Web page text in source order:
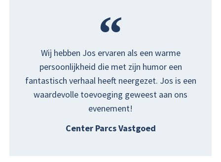
Wij hebben Jos ervaren als een warme
persoonlijkheid die met zijn humor een
fantastisch verhaal heeft neergezet. Jos is een
waardevolle toevoeging geweest aan ons
evenement!
Center Parcs Vastgoed